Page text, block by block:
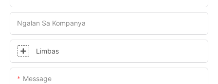
Ngalan Sa Kompanya
Limbas
Message